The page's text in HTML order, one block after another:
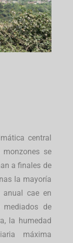
central
se
a finales de
la mayoría
cae en
mediados de
la humedad
máxima